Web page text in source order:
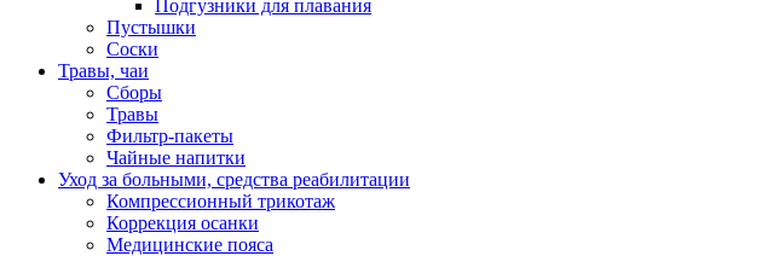
Подгузники для плавания
Пустышки
Соски
Травы, чаи
Сборы
Травы
Фильтр-пакеты
Чайные напитки
Уход за больными, средства реабилитации
Компрессионный трикотаж
Коррекция осанки
Медицинские пояса